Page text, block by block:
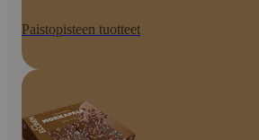
Paistopisteen tuotteet